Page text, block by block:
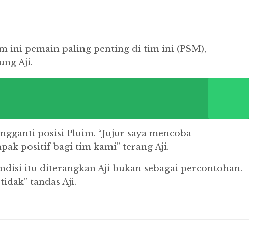
ini pemain paling penting di tim ini (PSM),
Aji.
posisi Pluim. “Jujur saya mencoba
positif bagi tim kami” terang Aji.
itu diterangkan Aji bukan sebagai percontohan.
tandas Aji.